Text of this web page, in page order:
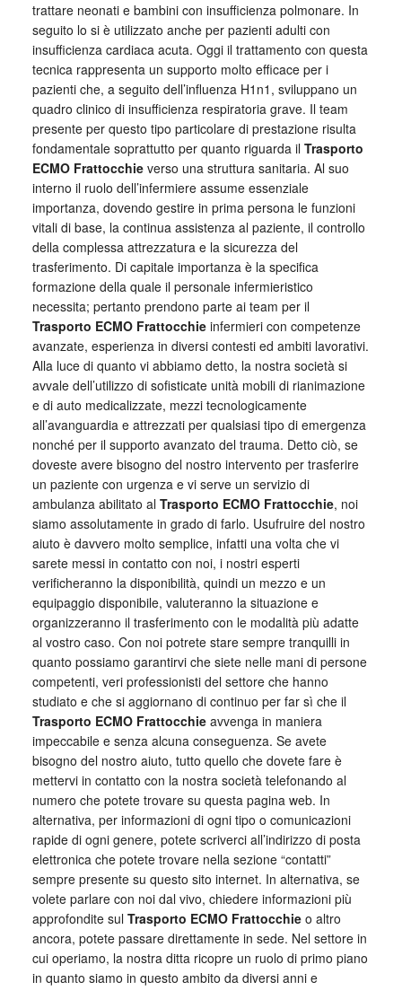
trattare neonati e bambini con insufficienza polmonare. In
seguito lo si è utilizzato anche per pazienti adulti con
insufficienza cardiaca acuta. Oggi il trattamento con questa
tecnica rappresenta un supporto molto efficace per i
pazienti che, a seguito dell’influenza H1n1, sviluppano un
quadro clinico di insufficienza respiratoria grave. Il team
presente per questo tipo particolare di prestazione risulta
fondamentale soprattutto per quanto riguarda il Trasporto
ECMO Frattocchieverso una struttura sanitaria. Al suo
interno il ruolo dell’infermiere assume essenziale
importanza, dovendo gestire in prima persona le funzioni
vitali di base, la continua assistenza al paziente, il controllo
della complessa attrezzatura e la sicurezza del
trasferimento. Di capitale importanza è la specifica
formazione della quale il personale infermieristico
necessita; pertanto prendono parte ai team per il
Trasporto ECMO Frattocchieinfermieri con competenze
avanzate, esperienza in diversi contesti ed ambiti lavorativi.
Alla luce di quanto vi abbiamo detto, la nostra società si
avvale dell’utilizzo di sofisticate unità mobili di rianimazione
e di auto medicalizzate, mezzi tecnologicamente
all’avanguardia e attrezzati per qualsiasi tipo di emergenza
nonché per il supporto avanzato del trauma. Detto ciò, se
doveste avere bisogno del nostro intervento per trasferire
un paziente con urgenza e vi serve un servizio di
ambulanza abilitato al Trasporto ECMO Frattocchie, noi
siamo assolutamente in grado di farlo. Usufruire del nostro
aiuto è davvero molto semplice, infatti una volta che vi
sarete messi in contatto con noi, i nostri esperti
verificheranno la disponibilità, quindi un mezzo e un
equipaggio disponibile, valuteranno la situazione e
organizzeranno il trasferimento con le modalità più adatte
al vostro caso. Con noi potrete stare sempre tranquilli in
quanto possiamo garantirvi che siete nelle mani di persone
competenti, veri professionisti del settore che hanno
studiato e che si aggiornano di continuo per far sì che il
Trasporto ECMO Frattocchieavvenga in maniera
impeccabile e senza alcuna conseguenza. Se avete
bisogno del nostro aiuto, tutto quello che dovete fare è
mettervi in contatto con la nostra società telefonando al
numero che potete trovare su questa pagina web. In
alternativa, per informazioni di ogni tipo o comunicazioni
rapide di ogni genere, potete scriverci all’indirizzo di posta
elettronica che potete trovare nella sezione “contatti”
sempre presente su questo sito internet. In alternativa, se
volete parlare con noi dal vivo, chiedere informazioni più
approfondite sul Trasporto ECMO Frattocchieo altro
ancora, potete passare direttamente in sede. Nel settore in
cui operiamo, la nostra ditta ricopre un ruolo di primo piano
in quanto siamo in questo ambito da diversi anni e